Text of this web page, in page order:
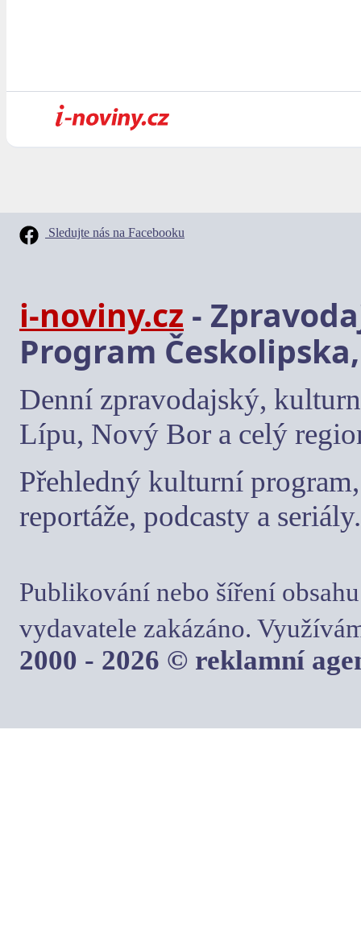
Sledujte nás na Facebooku
i-noviny.cz -
Program
Denní zpravodajský,
Lípu, Nový Bor a celý
Přehledný kulturní
reportáže, podcasty a seriály.
Publikování nebo šíření
vydavatele zakázáno.
2000 - 2026 © reklamní